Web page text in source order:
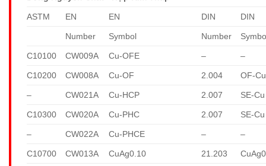
ASTM EN EN DIN DIN
Number Symbol Number
C10100 CW009A Cu-OFE – –
C10200 CW008A Cu-OF 2.004 OF-Cu
– CW021A Cu-HCP 2.007 SE-Cu
C10300 CW020A Cu-PHC 2.007 SE-Cu
– CW022A Cu-PHCE – –
C10700 CW013A CuAg0.10 21.203